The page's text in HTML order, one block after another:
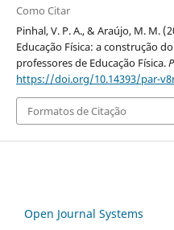
Como Citar
Pinhal, V. P. A., & Araújo, M. M.
Educação Física: a construção
professores de Educação Física.
https://doi.org/10.14393/par-
Formatos de Citação
Open Journal Systems